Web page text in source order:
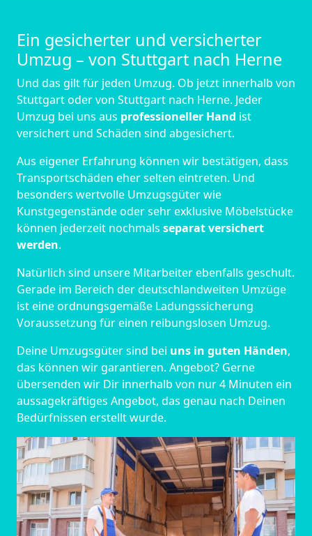
Ein gesicherter und versicherter
Umzug – von Stuttgart nach Herne
Und das gilt für jeden Umzug. Ob jetzt innerhalb von
Stuttgart oder von Stuttgart nach Herne. Jeder
Umzug bei uns aus professioneller Hand ist
versichert und Schäden sind abgesichert.
Aus eigener Erfahrung können wir bestätigen, dass
Transportschäden eher selten eintreten. Und
besonders wertvolle Umzugsgüter wie
Kunstgegenstände oder sehr exklusive Möbelstücke
können jederzeit nochmals separat versichert
werden.
Natürlich sind unsere Mitarbeiter ebenfalls geschult.
Gerade im Bereich der deutschlandweiten Umzüge
ist eine ordnungsgemäße Ladungssicherung
Voraussetzung für einen reibungslosen Umzug.
Deine Umzugsgüter sind bei uns in guten Händen,
das können wir garantieren. Angebot? Gerne
übersenden wir Dir innerhalb von nur 4 Minuten ein
aussagekräftiges Angebot, das genau nach Deinen
Bedürfnissen erstellt wurde.